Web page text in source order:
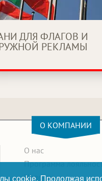
ДЛЯ ФЛАГОВ И
РЕКЛАМЫ
О КОМПАНИИ
О нас
Программа
Новости
cookie. Продолжая